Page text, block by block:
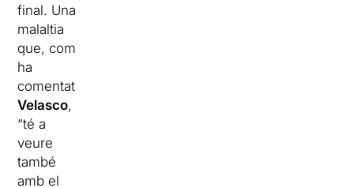
final. Una
malaltia
que, com
ha
comentat
Velasco,
“té a
veure
també
amb el